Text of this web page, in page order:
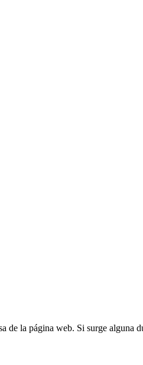
la página web. Si surge alguna